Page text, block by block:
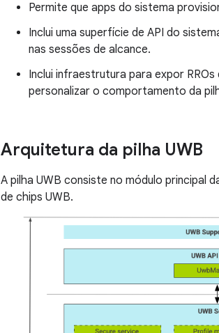
Permite que apps do sistema
Inclui uma superfície de API do
nas sessões de alcance.
Inclui infraestrutura para expor
personalizar o comportamento da
Arquitetura da pilha UWB
A pilha UWB consiste no módulo principal
de chips UWB.